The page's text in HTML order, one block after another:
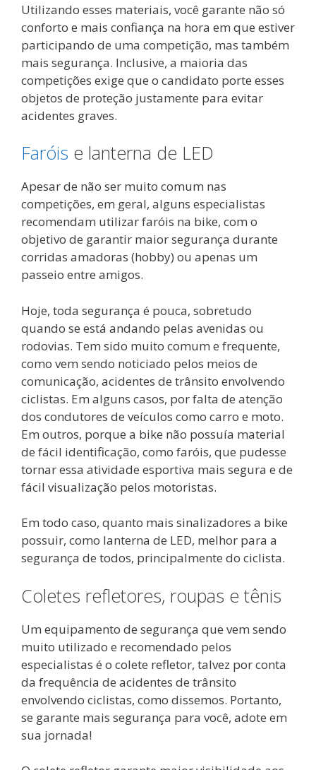
Utilizando esses materiais, você garante não só
conforto e mais confiança na hora em que estiver
participando de uma competição, mas também
mais segurança. Inclusive, a maioria das
competições exige que o candidato porte esses
objetos de proteção justamente para evitar
acidentes graves.
Faróis e lanterna de LED
Apesar de não ser muito comum nas
competições, em geral, alguns especialistas
recomendam utilizar faróis na bike, com o
objetivo de garantir maior segurança durante
corridas amadoras (hobby) ou apenas um
passeio entre amigos.
Hoje, toda segurança é pouca, sobretudo
quando se está andando pelas avenidas ou
rodovias. Tem sido muito comum e frequente,
como vem sendo noticiado pelos meios de
comunicação, acidentes de trânsito envolvendo
ciclistas. Em alguns casos, por falta de atenção
dos condutores de veículos como carro e moto.
Em outros, porque a bike não possuía material
de fácil identificação, como faróis, que pudesse
tornar essa atividade esportiva mais segura e de
fácil visualização pelos motoristas.
Em todo caso, quanto mais sinalizadores a bike
possuir, como lanterna de LED, melhor para a
segurança de todos, principalmente do ciclista.
Coletes refletores, roupas e tênis
Um equipamento de segurança que vem sendo
muito utilizado e recomendado pelos
especialistas é o colete refletor, talvez por conta
da frequência de acidentes de trânsito
envolvendo ciclistas, como dissemos. Portanto,
se garante mais segurança para você, adote em
sua jornada!